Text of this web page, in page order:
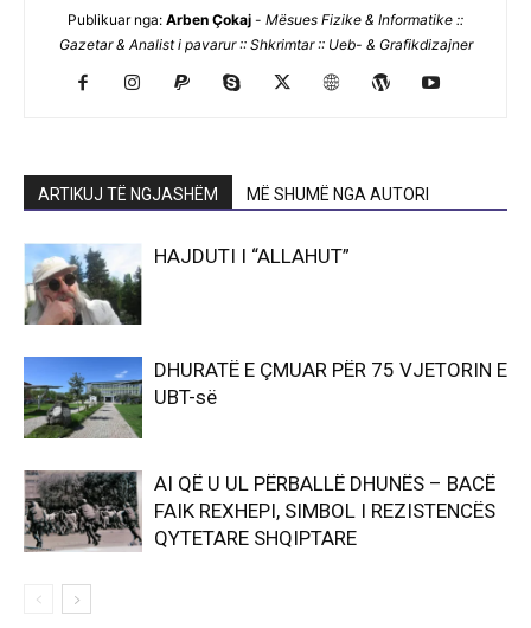
Publikuar nga: Arben Çokaj - Mësues Fizike & Informatike ::
Gazetar & Analist i pavarur :: Shkrimtar :: Ueb- & Grafikdizajner
ARTIKUJ TË NGJASHËM MË SHUMË NGA AUTORI
HAJDUTI I “ALLAHUT”
DHURATË E ÇMUAR PËR 75 VJETORIN E
UBT-së
AI QË U UL PËRBALLË DHUNËS – BACË
FAIK REXHEPI, SIMBOL I REZISTENCËS
QYTETARE SHQIPTARE